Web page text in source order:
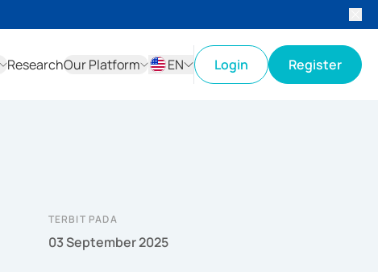
ResearchOur Platform
EN
Login Register
TERBIT PADA
03 September 2025